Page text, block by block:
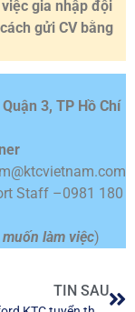
gia nhập đội
gửi CV bằng
3, TP Hồ Chí
Staff –0981 180
làm việc)
TIN SAU